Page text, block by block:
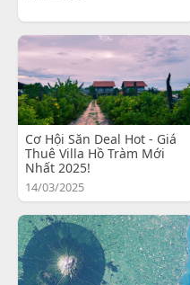
Cơ Hội Săn Deal Hot - Giá
Thuê Villa Hồ Tràm Mới
Nhất 2025!
14/03/2025